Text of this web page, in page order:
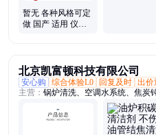
暂无 各种风格可定
做 国产 适用 仪器
北京凯富顿科技有限公司
安心购
综合体验L0 回复及时 出价
主营： 锅炉清洗、空调水系统、焦炭
剂、洗涤高温水、粉尘抑制剂、脱硫
剂、杀菌灭藻剂、水系统管道、无二
油污、清除附着藻类、烟气湿法脱